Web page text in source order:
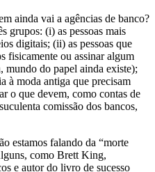
ainda vai a agências de banco?
grupos: (i) as pessoas mais
digitais; (ii) as pessoas que
fisicamente ou assinar algum
mundo do papel ainda existe);
à moda antiga que precisam
o que devem, como contas de
comissão dos bancos,
estamos falando da “morte
como Brett King,
e autor do livro de sucesso